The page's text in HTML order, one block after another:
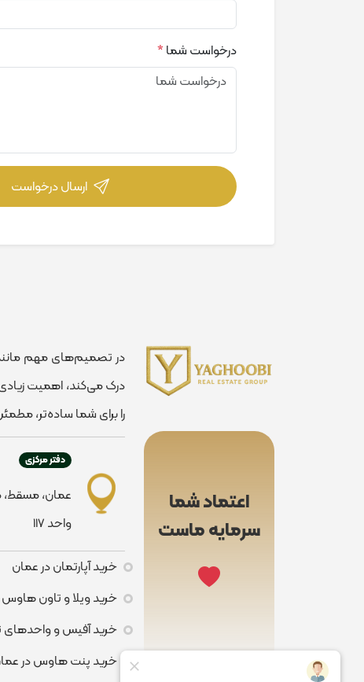
درخواست شما*
ارسال درخواست
اعتماد شما
سرمایه ماست
در تصمیم‌های مهم
درک می‌کند، اهمیت زیادی
را برای شما ساده‌تر،
دفتر مرکزی
واحد ۱۱۷
خرید آپارتمان در عمان
خرید ویلا و تاون
خرید آفیس و واحدهای
خرید پنت هاوس در